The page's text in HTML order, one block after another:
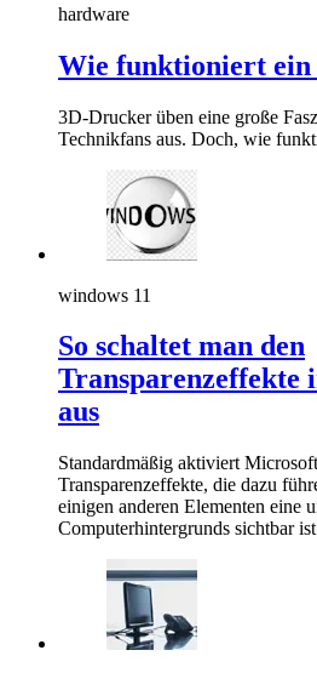
hardware
Wie funktioniert ein
3D-Drucker üben eine große
Technikfans aus. Doch, wie
windows 11
So schaltet man den
Transparenzeffekte
aus
Standardmäßig aktiviert
Transparenzeffekte, die dazu
einigen anderen Elementen eine
Computerhintergrunds sichtbar